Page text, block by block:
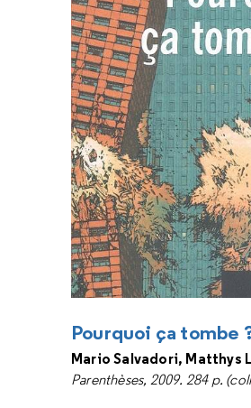
Pourquoi ça tombe
Mario Salvadori, Matthys
Parenthèses, 2009. 284 p.